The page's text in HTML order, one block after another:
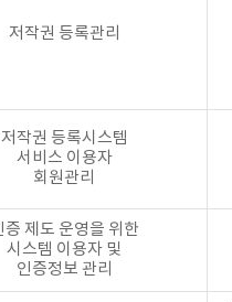
저작권 등록관리
저작권 등록시스템
서비스 이용자
회원관리
증 제도 운영을 위한
시스템 이용자 및
인증정보 관리